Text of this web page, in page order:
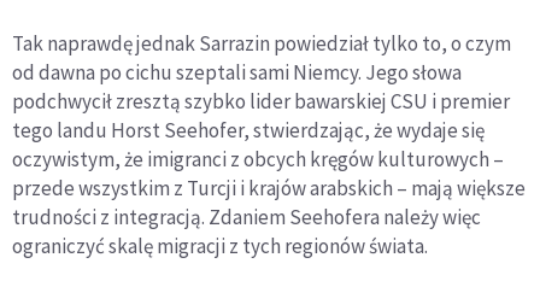
Tak naprawdę jednak Sarrazin powiedział tylko to, o czym
od dawna po cichu szeptali sami Niemcy. Jego słowa
podchwycił zresztą szybko lider bawarskiej CSU i premier
tego landu Horst Seehofer, stwierdzając, że wydaje się
oczywistym, że imigranci z obcych kręgów kulturowych –
przede wszystkim z Turcji i krajów arabskich – mają większe
trudności z integracją. Zdaniem Seehofera należy więc
ograniczyć skalę migracji z tych regionów świata.